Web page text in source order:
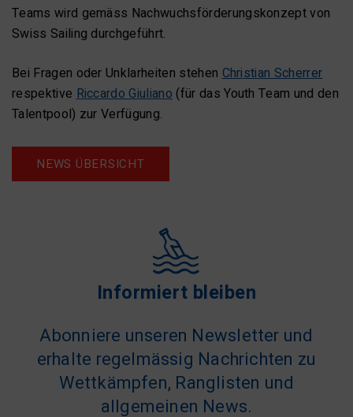
Teams wird gemäss Nachwuchsförderungskonzept von
Swiss Sailing durchgeführt.
Bei Fragen oder Unklarheiten stehenChristian Scherrer
respektiveRiccardo Giuliano(für das Youth Team und den
Talentpool) zur Verfügung.
NEWS ÜBERSICHT
Informiert bleiben
Abonniere unseren Newsletter und
erhalte regelmässig Nachrichten zu
Wettkämpfen, Ranglisten und
allgemeinen News.